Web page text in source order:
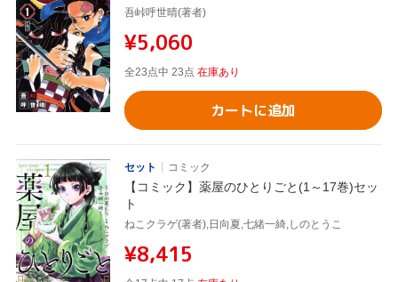
吾峠呼世晴(著者)
¥5,060
全23点中 23点 在庫あり
カートに追加
セット コミック
【コミック】薬屋のひとりごと(1～17巻)セッ
ト
ねこクラゲ(著者),日向夏,七緒一綺,しのとうこ
¥8,415